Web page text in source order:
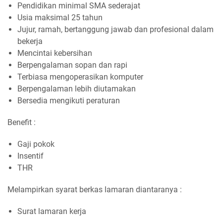
Pendidikan minimal SMA sederajat
Usia maksimal 25 tahun
Jujur, ramah, bertanggung jawab dan profesional dalam
bekerja
Mencintai kebersihan
Berpengalaman sopan dan rapi
Terbiasa mengoperasikan komputer
Berpengalaman lebih diutamakan
Bersedia mengikuti peraturan
Benefit :
Gaji pokok
Insentif
THR
Melampirkan syarat berkas lamaran diantaranya :
Surat lamaran kerja